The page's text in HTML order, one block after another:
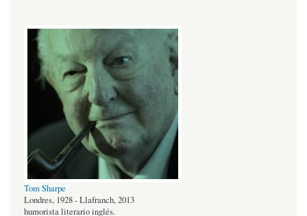
Tom Sharpe
Londres, 1928 - Llafranch, 2013
humorista literario inglés.